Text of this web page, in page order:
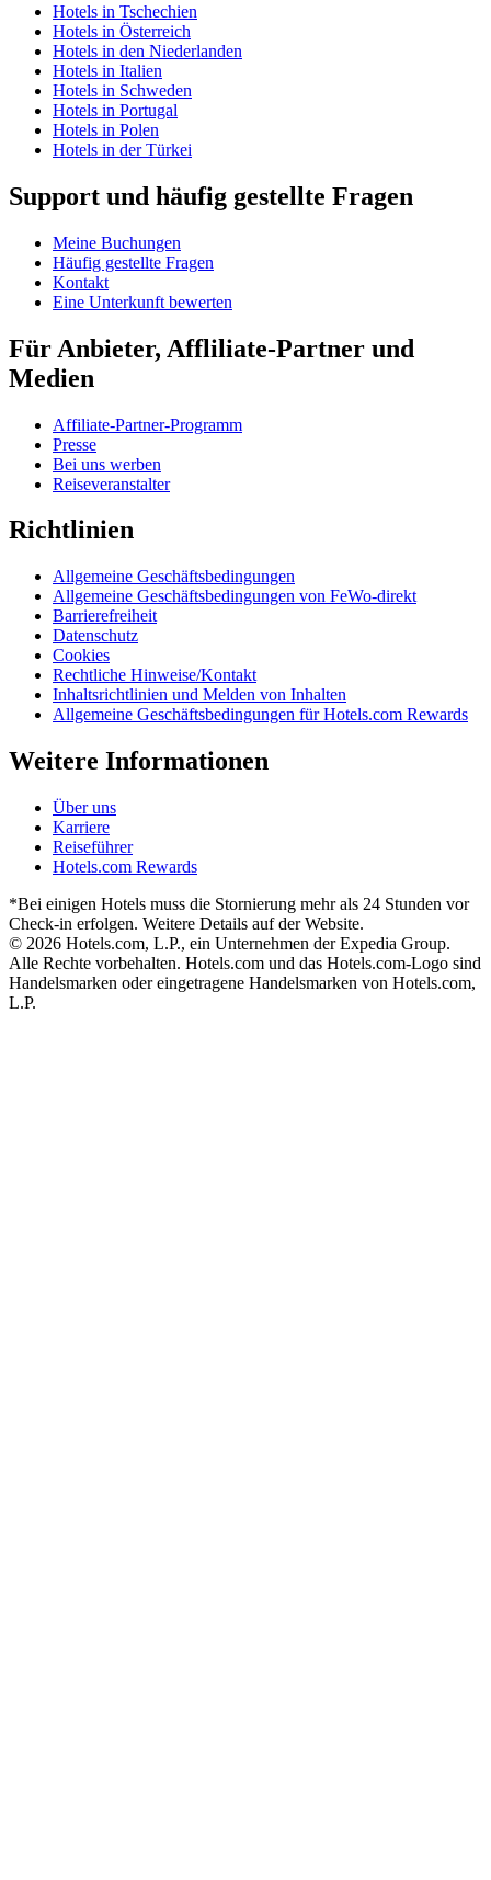
Hotels in Tschechien
Hotels in Österreich
Hotels in den Niederlanden
Hotels in Italien
Hotels in Schweden
Hotels in Portugal
Hotels in Polen
Hotels in der Türkei
Support und häufig gestellte Fragen
Meine Buchungen
Häufig gestellte Fragen
Kontakt
Eine Unterkunft bewerten
Für Anbieter, Affliliate-Partner und
Medien
Affiliate-Partner-Programm
Presse
Bei uns werben
Reiseveranstalter
Richtlinien
Allgemeine Geschäftsbedingungen
Allgemeine Geschäftsbedingungen von FeWo-direkt
Barrierefreiheit
Datenschutz
Cookies
Rechtliche Hinweise/Kontakt
Inhaltsrichtlinien und Melden von Inhalten
Allgemeine Geschäftsbedingungen für Hotels.com Rewards
Weitere Informationen
Über uns
Karriere
Reiseführer
Hotels.com Rewards
*Bei einigen Hotels muss die Stornierung mehr als 24 Stunden vor
Check-in erfolgen. Weitere Details auf der Website.
© 2026 Hotels.com, L.P., ein Unternehmen der Expedia Group.
Alle Rechte vorbehalten. Hotels.com und das Hotels.com-Logo sind
Handelsmarken oder eingetragene Handelsmarken von Hotels.com,
L.P.